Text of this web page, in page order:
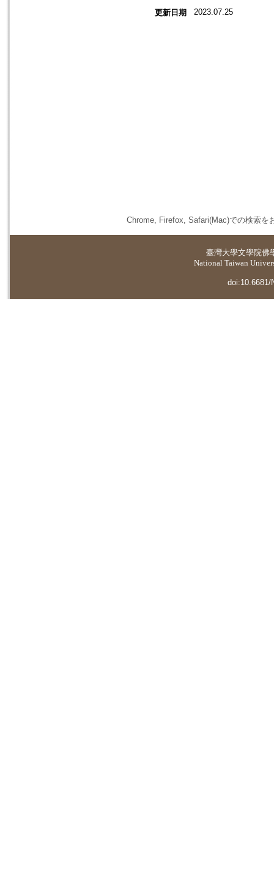
更新日期 2023.07.25
Chrome, Firefox, Safari(Mac)での検索を
臺灣大學文學院佛
National Taiwan
doi:10.6681/